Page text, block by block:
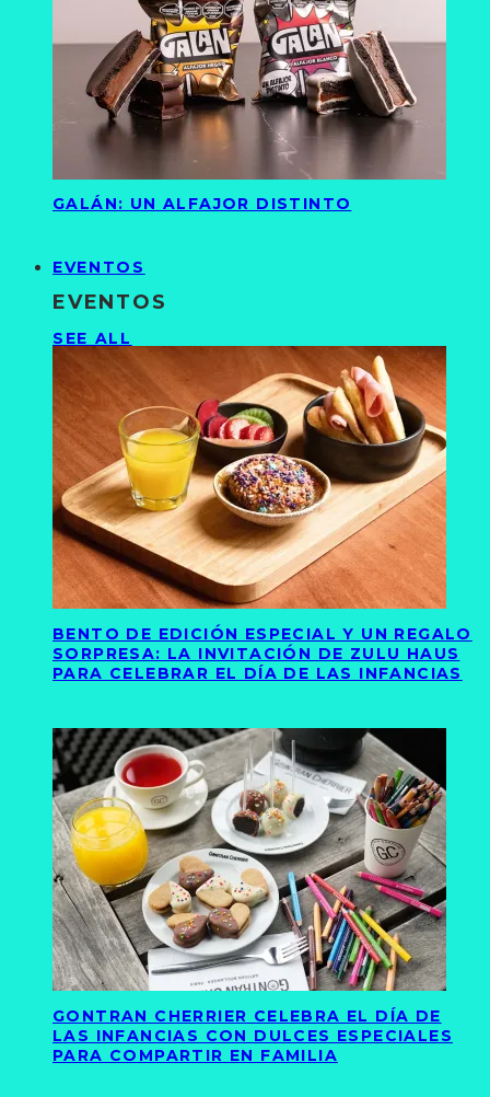
GALÁN: UN ALFAJOR DISTINTO
EVENTOS
EVENTOS
SEE ALL
BENTO DE EDICIÓN ESPECIAL Y UN REGALO
SORPRESA: LA INVITACIÓN DE ZULU HAUS
PARA CELEBRAR EL DÍA DE LAS INFANCIAS
GONTRAN CHERRIER CELEBRA EL DÍA DE
LAS INFANCIAS CON DULCES ESPECIALES
PARA COMPARTIR EN FAMILIA